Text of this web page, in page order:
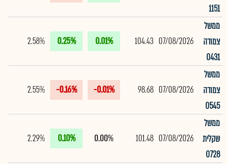
1151
ממשל
צמודה
0431
07/08/2026
104.43
0.01%
0.25%
2.58%
ממשל
צמודה
0545
07/08/2026
98.68
-0.01%
-0.16%
2.55%
ממשל
שקלית
0728
07/08/2026
101.48
0.00%
0.10%
2.29%